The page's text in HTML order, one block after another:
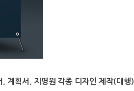
계획서, 지명원 각종 디자인 제작(대행)